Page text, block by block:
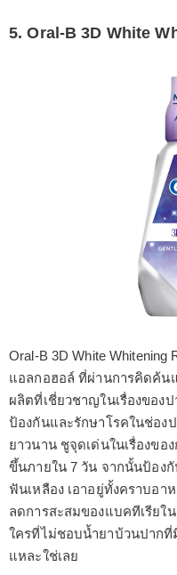
5. Oral-B 3D White
Oral-B 3D White
แอลกอฮอล์ ที่ผ่านการคิดค้
ผลิตที่เชี่ยวชาญในเรื่องของ
ป้องกันและรักษาโรคในช่อ
ยาวนาน ชูจุดเด่นในเรื่องข
ขึ้นภายใน 7 วัน จากนั้นป้อง
ฟันเหลือง เอาอยู่ทั้งคราบอ
ลดการสะสมของแบคทีเรีย
ใครที่ไม่ชอบน้ำยาบ้วนปาก
แหละใช่เลย